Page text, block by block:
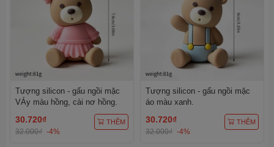
Tượng silicon - gấu ngồi mặc
VÁy màu hồng, cài nơ hồng.
30.720₫
32.000₫ -4%
THÊM
Tượng silicon - gấu ngồi mặc
áo màu xanh.
30.720₫
32.000₫ -4%
THÊM